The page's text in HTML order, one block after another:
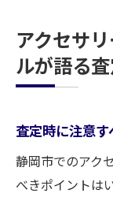
アクセサ
ルが語る
査定時に注意
静岡市でのアク
べきポイントは